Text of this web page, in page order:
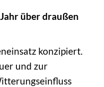
über draußen
konzipiert.
und zur